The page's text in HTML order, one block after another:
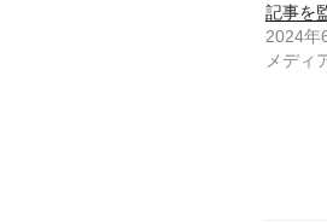
記事を
2024年
メディ